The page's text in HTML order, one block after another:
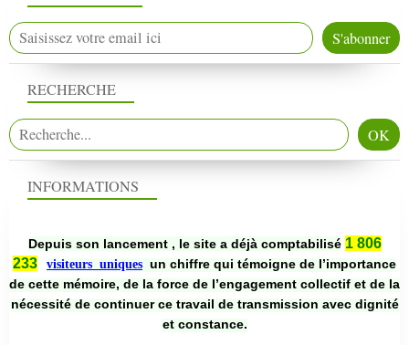
RECHERCHE
INFORMATIONS
Depuis son lancement , le site a déjà comptabilisé 1 806
233
visiteurs uniques un chiffre qui témoigne de l’importance
de cette mémoire, de la force de l’engagement collectif et de la
nécessité de continuer ce travail de transmission avec dignité
et constance.